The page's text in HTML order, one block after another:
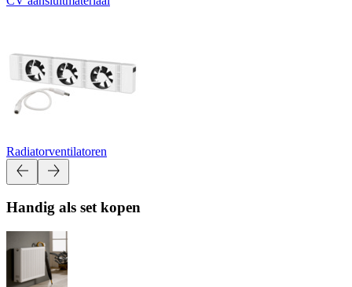
Radiatorventilatoren
Handig als set kopen